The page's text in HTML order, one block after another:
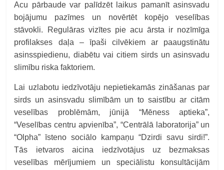
Acu pārbaude var palīdzēt laikus pamanīt asinsvadu
bojājumu pazīmes un novērtēt kopējo veselības
stāvokli. Regulāras vizītes pie acu ārsta ir nozīmīga
profilakses daļa – īpaši cilvēkiem ar paaugstinātu
asinsspiedienu, diabētu vai citiem sirds un asinsvadu
slimību riska faktoriem.
Lai uzlabotu iedzīvotāju nepietiekamās zināšanas par
sirds un asinsvadu slimībām un to saistību ar citām
veselības problēmām, jūnijā “Mēness aptieka”,
“Veselības centru apvienība”, “Centrālā laboratorija” un
“Olpha” īsteno sociālo kampaņu “Dzirdi savu sirdi!”.
Tās ietvaros aicina iedzīvotājus uz bezmaksas
veselības mērījumiem un speciālistu konsultācijām